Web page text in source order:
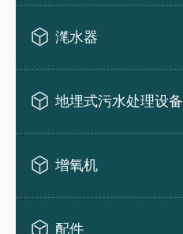
滗水器
地埋式污水处理设备
增氧机
配件